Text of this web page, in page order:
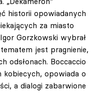
historii opowiadanych
za miasto
Gorzkowski wybrał
jest pragnienie,
odsłonach. Boccaccio
kobiecych, opowiada o
a dialogi zabarwione